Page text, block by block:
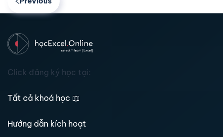
Click đăng ký học tại:
Tất cả khoá học 📖
Hướng dẫn kích hoạt